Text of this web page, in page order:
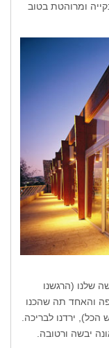
ומרוהטת בטוב
שלנו (הרגשנו
והאחד תה שהכנו
ירדנו לבריכה.
יבשה ורטובה.